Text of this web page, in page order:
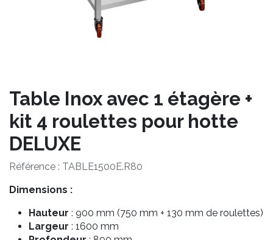
Table Inox avec 1 étagère +
kit 4 roulettes pour hotte
DELUXE
Référence : TABLE1500E.R80
Dimensions :
Hauteur : 900 mm (750 mm + 130 mm de roulettes)
Largeur : 1600 mm